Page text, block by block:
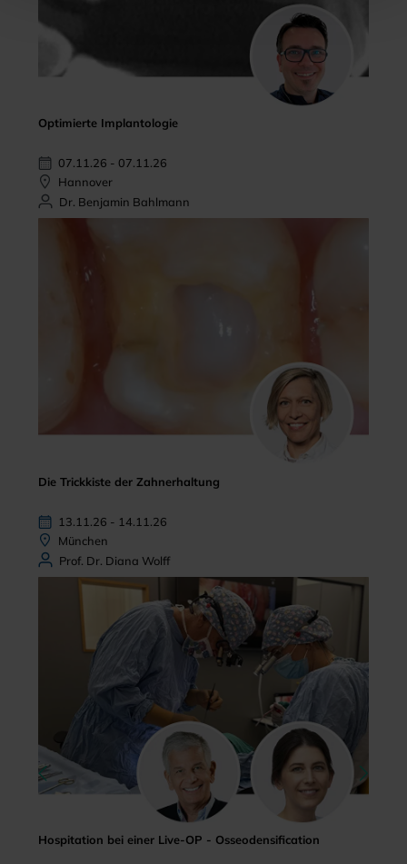
Optimierte Implantologie
07.11.26 - 07.11.26
Hannover
Dr. Benjamin Bahlmann
Die Trickkiste der Zahnerhaltung
13.11.26 - 14.11.26
München
Prof. Dr. Diana Wolff
Hospitation bei einer Live-OP - Osseodensification